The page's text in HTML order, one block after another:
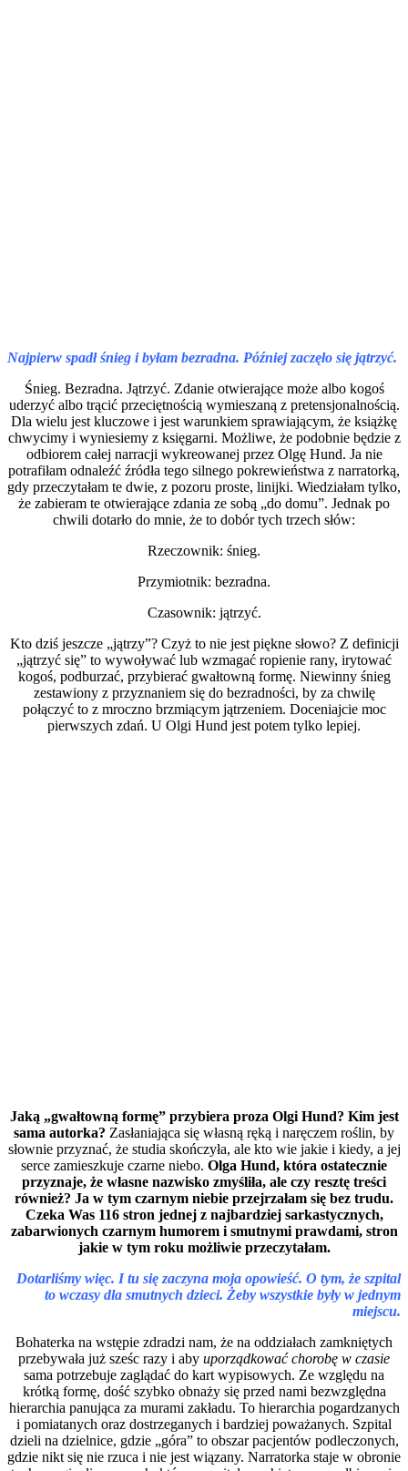
Najpierw spadł śnieg i byłam bezradna. Później zaczęło się jątrzyć.
Śnieg. Bezradna. Jątrzyć. Zdanie otwierające może albo kogoś
uderzyć albo trącić przeciętnością wymieszaną z pretensjonalnością.
Dla wielu jest kluczowe i jest warunkiem sprawiającym, że książkę
chwycimy i wyniesiemy z księgarni. Możliwe, że podobnie będzie z
odbiorem całej narracji wykreowanej przez Olgę Hund. Ja nie
potrafiłam odnaleźć źródła tego silnego pokrewieństwa z narratorką,
gdy przeczytałam te dwie, z pozoru proste, linijki. Wiedziałam tylko,
że zabieram te otwierające zdania ze sobą „do domu”. Jednak po
chwili dotarło do mnie, że to dobór tych trzech słów:
Rzeczownik: śnieg.
Przymiotnik: bezradna.
Czasownik: jątrzyć.
Kto dziś jeszcze „jątrzy”? Czyż to nie jest piękne słowo? Z definicji
„jątrzyć się” to wywoływać lub wzmagać ropienie rany, irytować
kogoś, podburzać, przybierać gwałtowną formę. Niewinny śnieg
zestawiony z przyznaniem się do bezradności, by za chwilę
połączyć to z mroczno brzmiącym jątrzeniem. Doceniajcie moc
pierwszych zdań. U Olgi Hund jest potem tylko lepiej.
Jaką „gwałtowną formę” przybiera proza Olgi Hund? Kim jest
sama autorka? Zasłaniająca się własną ręką i naręczem roślin, by
słownie przyznać, że studia skończyła, ale kto wie jakie i kiedy, a jej
serce zamieszkuje czarne niebo. Olga Hund, która ostatecznie
przyznaje, że własne nazwisko zmyśliła, ale czy resztę treści
również? Ja w tym czarnym niebie przejrzałam się bez trudu.
Czeka Was 116 stron jednej z najbardziej sarkastycznych,
zabarwionych czarnym humorem i smutnymi prawdami, stron
jakie w tym roku możliwie przeczytałam.
Dotarliśmy więc. I tu się zaczyna moja opowieść. O tym, że szpital
to wczasy dla smutnych dzieci. Żeby wszystkie były w jednym
miejscu.
Bohaterka na wstępie zdradzi nam, że na oddziałach zamkniętych
przebywała już sześc razy i aby uporządkować chorobę w czasie
sama potrzebuje zaglądać do kart wypisowych. Ze względu na
krótką formę, dość szybko obnaży się przed nami bezwzględna
hierarchia panująca za murami zakładu. To hierarchia pogardzanych
i pomiatanych oraz dostrzeganych i bardziej poważanych. Szpital
dzieli na dzielnice, gdzie „góra” to obszar pacjentów podleczonych,
gdzie nikt się nie rzuca i nie jest wiązany. Narratorka staje w obronie